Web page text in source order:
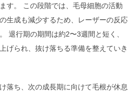
す。 この段階では、毛母細胞の活動
生成も減少するため、レーザーの反応
退行期の期間は約2〜3週間と短く、
げられ、抜け落ちる準備を整えていき
落ち、次の成長期に向けて毛根が休息